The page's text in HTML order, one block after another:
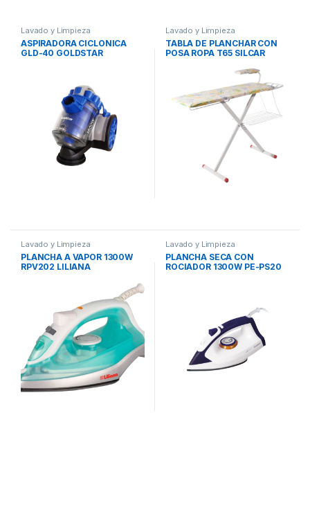
Lavado y Limpieza
ASPIRADORA CICLONICA
GLD-40 GOLDSTAR
Lavado y Limpieza
TABLA DE PLANCHAR CON
POSA ROPA T65 SILCAR
Lavado y Limpieza
PLANCHA A VAPOR 1300W
RPV202 LILIANA
Lavado y Limpieza
PLANCHA SECA CON
ROCIADOR 1300W PE-PS20